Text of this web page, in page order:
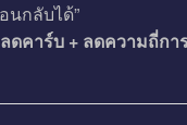
นกลับได้”
ดคาร์บ + ลดความถี่กา